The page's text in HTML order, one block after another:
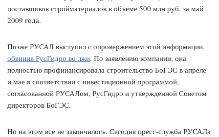
поставщиков стройматериалов в объеме 500 млн руб. за май
2009 года.
Позже РУСАЛ выступил с опровержением этой информации,
обвинив РусГидро во лжи. По заявлению компании, она
полностью профинансировала строительство БоГЭС в апреле
и мае в соответствии с инвестиционной программой,
согласованной РУСАЛом, РусГидро и утвержденной Советом
директоров БоГЭС.
Но на этом все не закончилось. Сегодня пресс-служба РУСАЛа